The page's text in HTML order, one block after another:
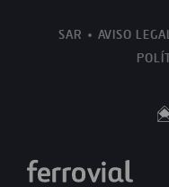
SAR AVISO